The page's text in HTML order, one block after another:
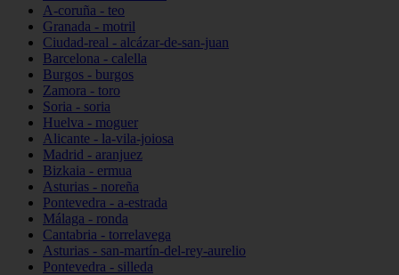
A-coruña - teo
Granada - motril
Ciudad-real - alcázar-de-san-juan
Barcelona - calella
Burgos - burgos
Zamora - toro
Soria - soria
Huelva - moguer
Alicante - la-vila-joiosa
Madrid - aranjuez
Bizkaia - ermua
Asturias - noreña
Pontevedra - a-estrada
Málaga - ronda
Cantabria - torrelavega
Asturias - san-martín-del-rey-aurelio
Pontevedra - silleda